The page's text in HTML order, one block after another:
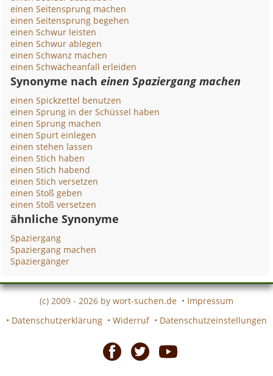
einen Seitensprung machen
einen Seitensprung begehen
einen Schwur leisten
einen Schwur ablegen
einen Schwanz machen
einen Schwächeanfall erleiden
Synonyme nacheinen Spaziergang machen
einen Spickzettel benutzen
einen Sprung in der Schüssel haben
einen Sprung machen
einen Spurt einlegen
einen stehen lassen
einen Stich haben
einen Stich habend
einen Stich versetzen
einen Stoß geben
einen Stoß versetzen
ähnliche Synonyme
Spaziergang
Spaziergang machen
Spaziergänger
(c) 2009 - 2026 by wort-suchen.de • Impressum
• Datenschutzerklärung • Widerruf • Datenschutzeinstellungen